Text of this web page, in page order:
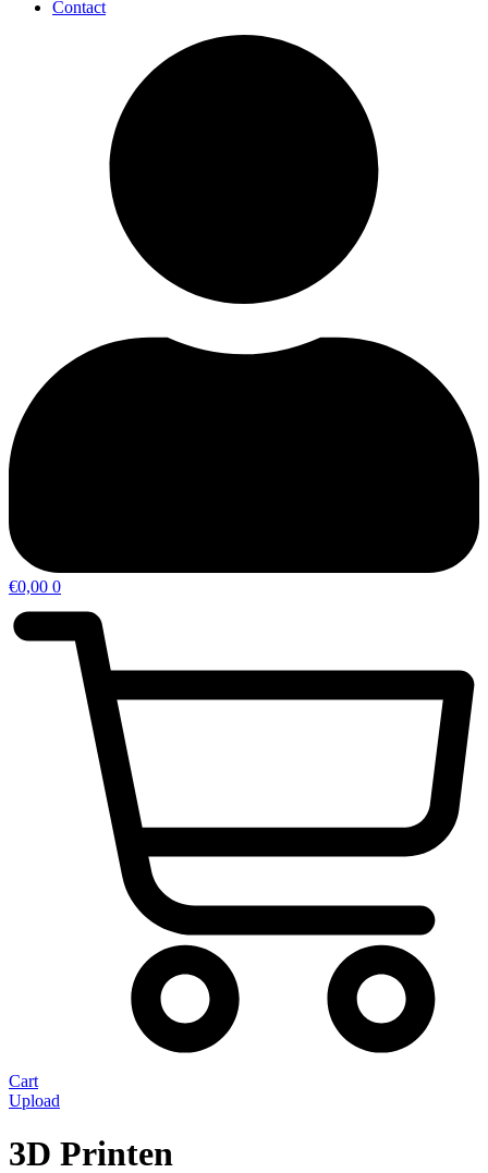
Contact
€0,00 0
Cart
Upload
3D Printen